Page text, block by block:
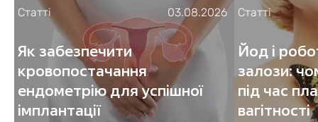
Статті 03.08.2026
Як забезпечити
кровопостачання
ендометрію для успішної
імплантації
Статті
Йод і
залози:
під час
вагітності